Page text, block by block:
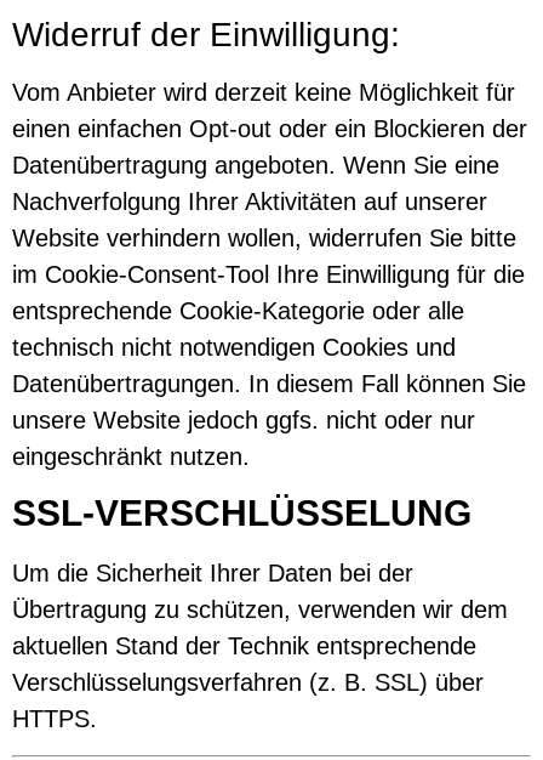
Widerruf der Einwilligung:
Vom Anbieter wird derzeit keine Möglichkeit für
einen einfachen Opt-out oder ein Blockieren der
Datenübertragung angeboten. Wenn Sie eine
Nachverfolgung Ihrer Aktivitäten auf unserer
Website verhindern wollen, widerrufen Sie bitte
im Cookie-Consent-Tool Ihre Einwilligung für die
entsprechende Cookie-Kategorie oder alle
technisch nicht notwendigen Cookies und
Datenübertragungen. In diesem Fall können Sie
unsere Website jedoch ggfs. nicht oder nur
eingeschränkt nutzen.
SSL-VERSCHLÜSSELUNG
Um die Sicherheit Ihrer Daten bei der
Übertragung zu schützen, verwenden wir dem
aktuellen Stand der Technik entsprechende
Verschlüsselungsverfahren (z. B. SSL) über
HTTPS.